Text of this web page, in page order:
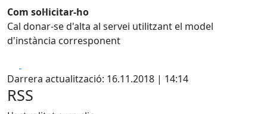
Com sol·licitar-ho
Cal donar-se d'alta al servei utilitzant el model
d'instància corresponent
Darrera actualització: 16.11.2018 | 14:14
RSS